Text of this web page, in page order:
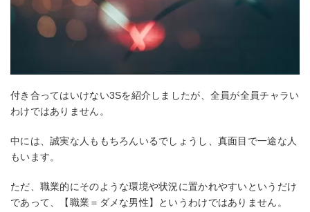
付き合ってはいけない3Sを紹介しましたが、全員が全員チャラい
わけではありません。
中には、誠実な人ももちろんいるでしょうし、真面目で一途な人
もいます。
ただ、職業的にそのような環境や状況に置かれやすいというだけ
であって、【職業＝ダメな男性】というわけではありません。